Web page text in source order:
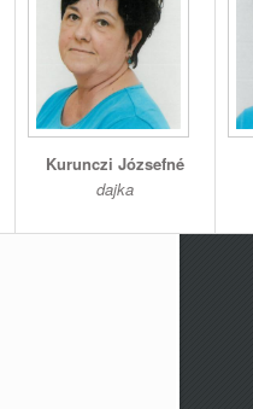
Kurunczi Józsefné
dajka